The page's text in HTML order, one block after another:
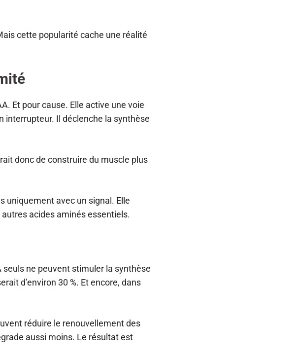
cette popularité cache une réalité
Et pour cause. Elle active une voie
interrupteur. Il déclenche la synthèse
donc de construire du muscle plus
uniquement avec un signal. Elle
acides aminés essentiels.
ne peuvent stimuler la synthèse
d’environ 30 %. Et encore, dans
réduire le renouvellement des
aussi moins. Le résultat est